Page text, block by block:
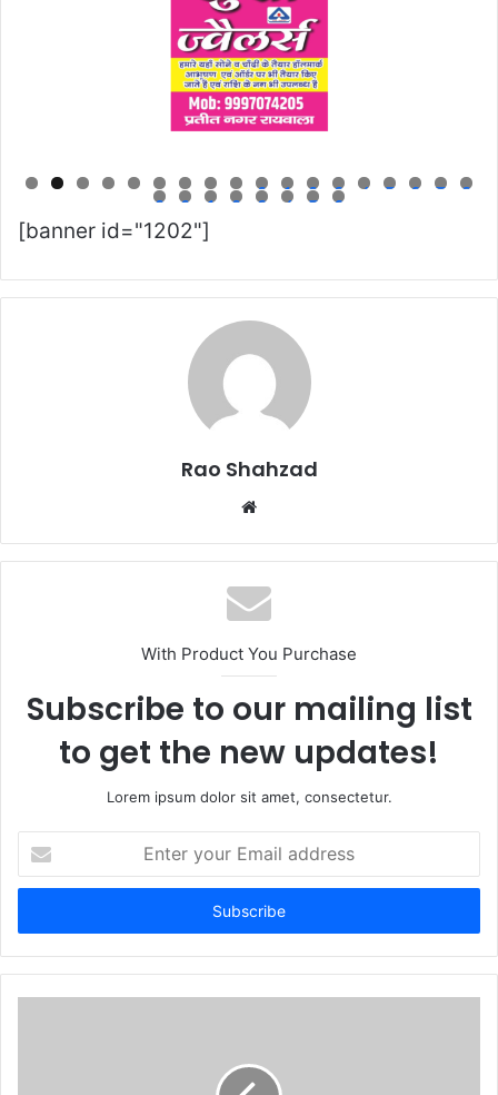
0 1 2 3 4 5 6 7 8
9 0 1 2 3 4 5 6
[banner id="1202"]
Rao Shahzad
Website
With Product You Purchase
Subscribe to our mailing list
to get the new updates!
Lorem ipsum dolor sit amet, consectetur.
your
Email